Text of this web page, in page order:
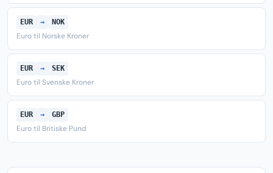
EUR → NOK
Euro til Norske Kroner
EUR → SEK
Euro til Svenske Kroner
EUR → GBP
Euro til Britiske Pund